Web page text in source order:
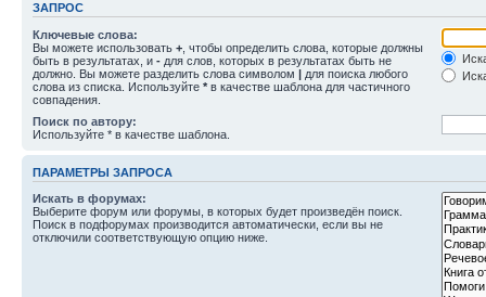
ЗАПРОС
Ключевые слова:
Вы можете использовать + , чтобы определить слова, которые должны
быть в результатах, и - для слов, которых в результатах быть не
должно. Вы можете разделить слова символом | для поиска любого
слова из списка. Используйте * в качестве шаблона для частичного
совпадения.
Поиск по автору:
Используйте * в качестве шаблона.
ПАРАМЕТРЫ ЗАПРОСА
Искать в форумах:
Выберите форум или форумы, в которых будет произведён поиск.
Поиск в подфорумах производится автоматически, если вы не
отключили соответствующую опцию ниже.